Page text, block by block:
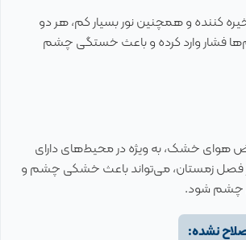
کننده و همچنین نور بسیار کم، هر دو
فشار وارد کرده و باعث خستگی چشم
هوای خشک، به ویژه در محیط‌های دارای
فصل زمستان، می‌تواند باعث خشکی چشم و
چشم شود.
نشده: